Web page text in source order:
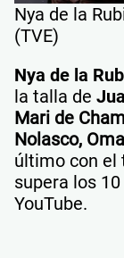
Nya de la
(TVE)
Nya de la
la talla de
Mari de
Nolasco,
último con el
supera los
YouTube.